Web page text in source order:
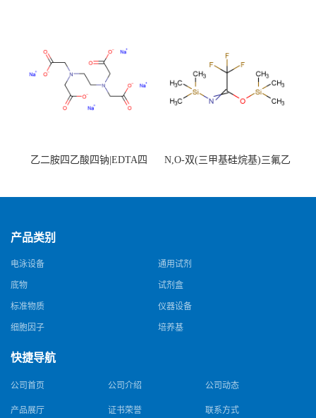
乙二胺四乙酸四钠|EDTA四
N,O-双(三甲基硅烷基)三氟乙
产品类别
电泳设备 通用试剂
底物 试剂盒
标准物质 仪器设备
细胞因子 培养基
快捷导航
公司首页 公司介绍 公司动态
产品展厅 证书荣誉 联系方式